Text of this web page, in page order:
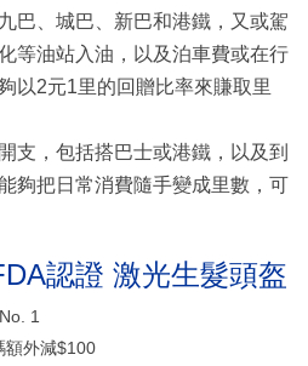
巴、城巴、新巴和港鐵，又或駕
等油站入油，以及泊車費或在行
以2元1里的回贈比率來賺取里
支，包括搭巴士或港鐵，以及到
夠把日常消費隨手變成里數，可
認證 激光生髮頭盔
1
額外減$100